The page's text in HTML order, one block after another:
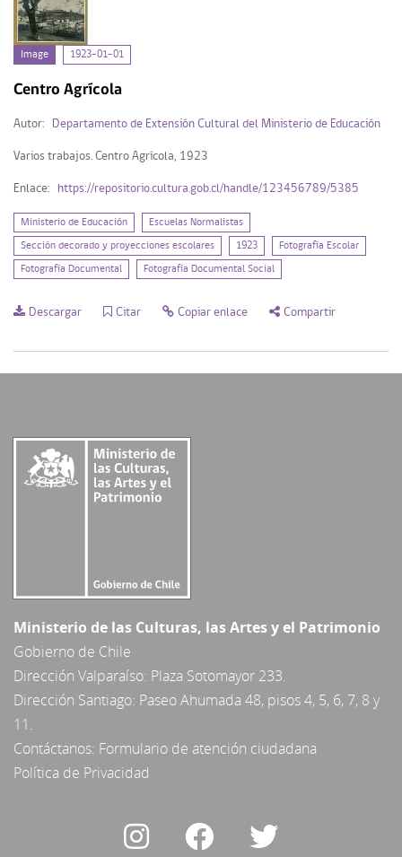
Tipo de Recurso
Image (1)
Mi Repositorio
Acceder
Registrarse
Image 1923-01-01
Centro Agrícola
Autor: Departamento de Extensión Cultural del Ministerio de Educación
Varios trabajos. Centro Agrícola, 1923
Enlace: https://repositorio.cultura.gob.cl/handle/123456789/5385
Ministerio de Educación Escuelas Normalistas
Sección decorado y proyecciones escolares 1923 Fotografía Escolar
Fotografía Documental Fotografía Documental Social
Descargar Citar Copiar enlace Compartir
Ministerio de las Culturas, las Artes y el Patrimonio
Gobierno de Chile
Dirección Valparaíso: Plaza Sotomayor 233.
Dirección Santiago: Paseo Ahumada 48, pisos 4, 5, 6, 7, 8 y
11.
Contáctanos: Formulario de atención ciudadana
Política de Privacidad